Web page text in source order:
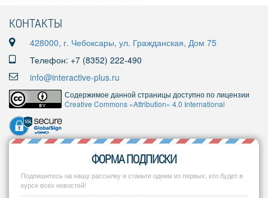
КОНТАКТЫ
428000, г. Чебоксары, ул. Гражданская, Дом 75
Телефон: +7 (8352) 222-490
info@interactive-plus.ru
Содержимое данной страницы доступно по лицензии
Creative Commons «Attribution» 4.0 International
ФОРМА ПОДПИСКИ
Подпишитесь на нашу рассылку и станьте одним из первых, кто будет в
курсе всех новостей!